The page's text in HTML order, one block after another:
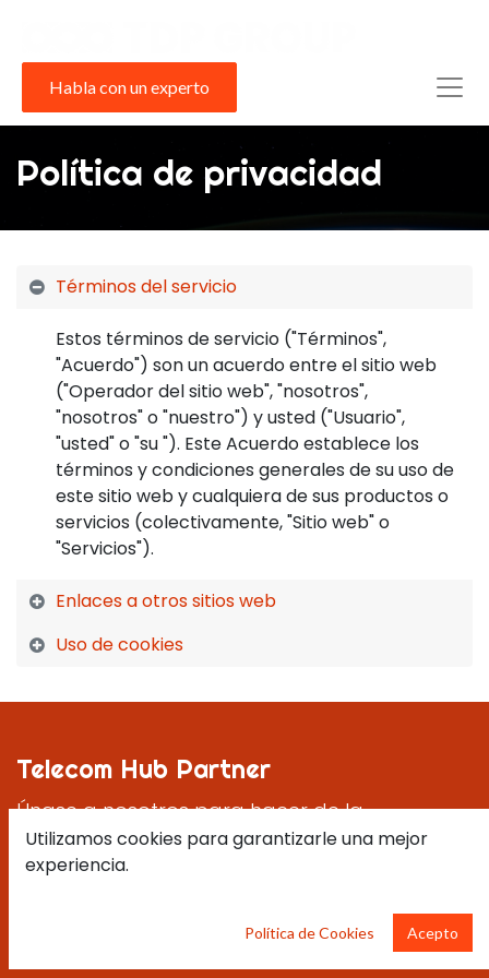
Habla con un experto
Política de privacidad
Términos del servicio
Estos términos de servicio ("Términos",
"Acuerdo") son un acuerdo entre el sitio web
("Operador del sitio web", "nosotros",
"nosotros" o "nuestro") y usted ("Usuario",
"usted" o "su "). Este Acuerdo establece los
términos y condiciones generales de su uso de
este sitio web y cualquiera de sus productos o
servicios (colectivamente, "Sitio web" o
"Servicios").
Enlaces a otros sitios web
Uso de cookies
Telecom Hub Partner
Únase a nosotros para hacer de la
compañía un mejor lugar.
Habla con un experto
Utilizamos cookies para garantizarle una mejor
experiencia.
Política de Cookies Acepto